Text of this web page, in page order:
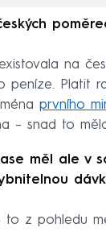
na
peníze. Platit
prvního
– snad to
měl ale v
to z pohledu